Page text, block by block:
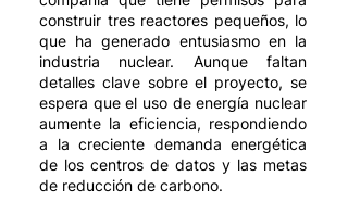
construir tres reactores pequeños, lo
que ha generado entusiasmo en la
industria nuclear. Aunque faltan
detalles clave sobre el proyecto, se
espera que el uso de energía nuclear
aumente la eficiencia, respondiendo
a la creciente demanda energética
de los centros de datos y las metas
de reducción de carbono.